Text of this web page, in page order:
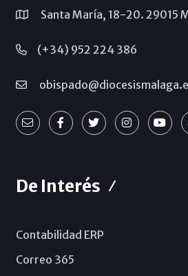
Santa María, 18-20. 29015
(+34) 952 224 386
De Interés
Contabilidad ERP
Correo 365